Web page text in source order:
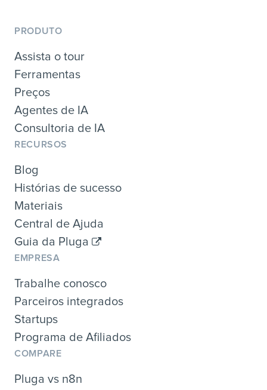
PRODUTO
Assista o tour
Ferramentas
Preços
Agentes de IA
Consultoria de IA
RECURSOS
Blog
Histórias de sucesso
Materiais
Central de Ajuda
Guia da Pluga
EMPRESA
Trabalhe conosco
Parceiros integrados
Startups
Programa de Afiliados
COMPARE
Pluga vs n8n